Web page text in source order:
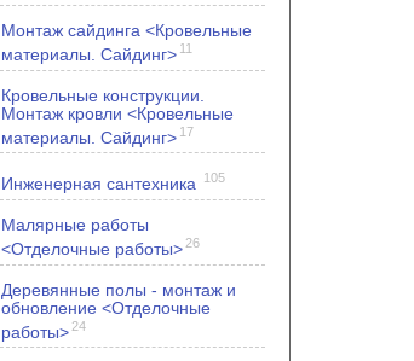
Монтаж сайдинга <Кровельные
материалы. Сайдинг> 11
Кровельные конструкции.
Монтаж кровли <Кровельные
материалы. Сайдинг> 17
Инженерная сантехника 105
Малярные работы
<Отделочные работы> 26
Деревянные полы - монтаж и
обновление <Отделочные
работы> 24